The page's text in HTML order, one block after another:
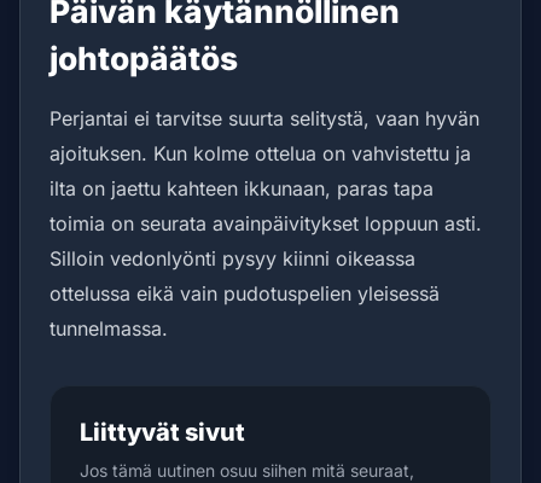
Päivän käytännöllinen
johtopäätös
Perjantai ei tarvitse suurta selitystä, vaan hyvän
ajoituksen. Kun kolme ottelua on vahvistettu ja
ilta on jaettu kahteen ikkunaan, paras tapa
toimia on seurata avainpäivitykset loppuun asti.
Silloin vedonlyönti pysyy kiinni oikeassa
ottelussa eikä vain pudotuspelien yleisessä
tunnelmassa.
Liittyvät sivut
Jos tämä uutinen osuu siihen mitä seuraat,